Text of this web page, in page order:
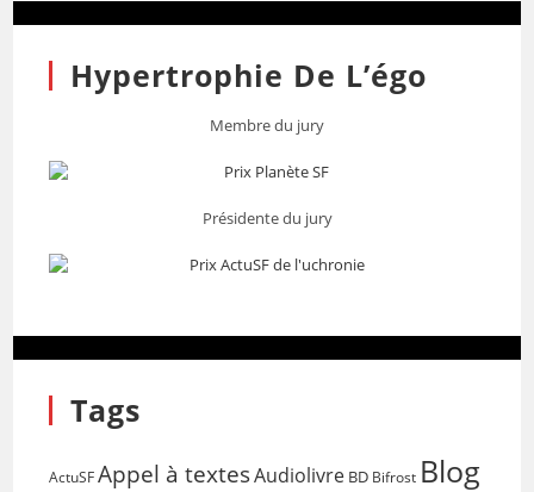
Hypertrophie De L’égo
Membre du jury
Présidente du jury
Tags
ActuSF Appel à textesAudiolivre BD Bifrost Blog